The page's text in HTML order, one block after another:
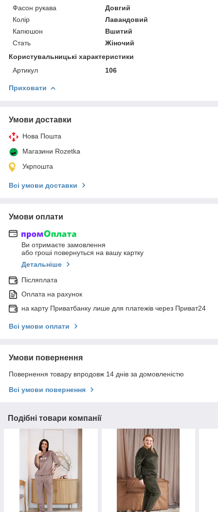
Фасон рукава
Довгий
Колір
Лавандовий
Капюшон
Вшитий
Стать
Жіночий
Користувальницькі характеристики
Артикул
106
Приховати
Умови доставки
Нова Пошта
Магазини Rozetka
Укрпошта
Всі умови доставки
Умови оплати
Ви отримаєте замовлення
або гроші повернуться на вашу картку
Детальніше
Післяплата
Оплата на рахунок
на карту Приватбанку лише для платежів через Приват24
Всі умови оплати
Умови повернення
Повернення товару впродовж 14 днів за домовленістю
Всі умови повернення
Подібні товари компанії